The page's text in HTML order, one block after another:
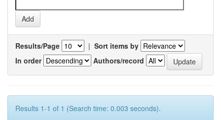
Results/Page | Sort items by
In order
Authors/record
Results 1-1 of 1 (Search time: 0.003 seconds).